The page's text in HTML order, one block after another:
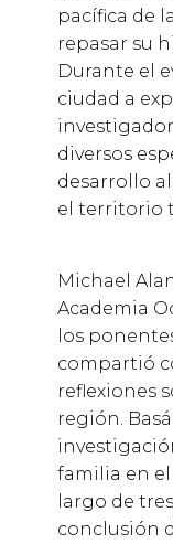
pacífica de
repasar su
Durante el
ciudad a
diversos
desarrollo
el territorio
Michael
Academia
los
compartió
reflexiones
región.
familia en
largo de
conclusión